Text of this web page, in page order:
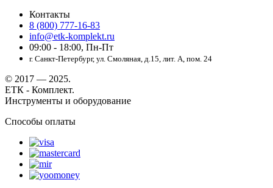
Контакты
8 (800) 777-16-83
info@etk-komplekt.ru
09:00 - 18:00, Пн-Пт
г. Санкт-Петербург, ул. Смоляная, д.15, лит. А, пом. 24
© 2017 — 2025.
ЕТК - Комплект.
Инструменты и оборудование
Способы оплаты